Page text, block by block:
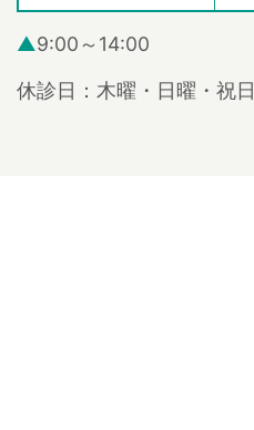
▲9:00～14:00
休診日：木曜・日曜・祝日